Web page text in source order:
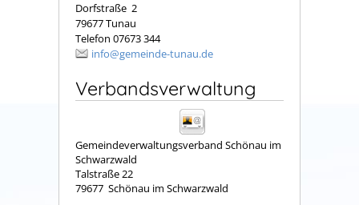
Dorfstraße 2
79677 Tunau
Telefon 07673 344
info@gemeinde-tunau.de
Verbandsverwaltung
Gemeindeverwaltungsverband Schönau im
Schwarzwald
Talstraße 22
79677 Schönau im Schwarzwald